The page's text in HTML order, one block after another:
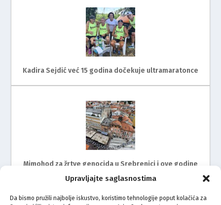
Upravljajte saglasnostima
Da bismo pružili najbolje iskustvo, koristimo tehnologije poput kolačića za
Kadira Sejdić već 15 godina dočekuje ultramaratonce
Mimohod za žrtve genocida u Srebrenici i ove godine